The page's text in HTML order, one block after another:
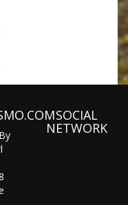
SOCIAL
NETWORK